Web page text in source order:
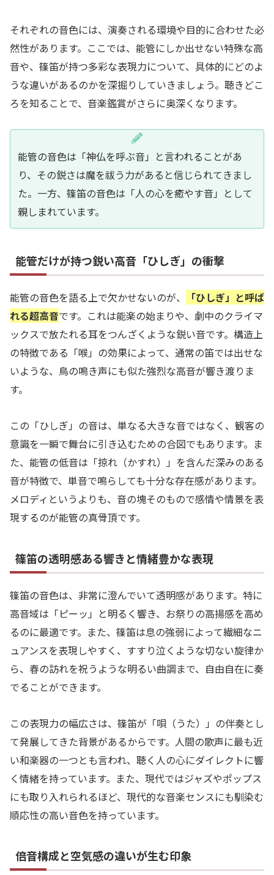
それぞれの音色には、演奏される環境や目的に合わせた必
然性があります。ここでは、能管にしか出せない特殊な高
音や、篠笛が持つ多彩な表現力について、具体的にどのよ
うな違いがあるのかを深掘りしていきましょう。聴きどこ
ろを知ることで、音楽鑑賞がさらに奥深くなります。
能管の音色は「神仏を呼ぶ音」と言われることがあ
り、その鋭さは魔を祓う力があると信じられてきまし
た。一方、篠笛の音色は「人の心を癒やす音」として
親しまれています。
能管だけが持つ鋭い高音「ひしぎ」の衝撃
能管の音色を語る上で欠かせないのが、
「ひしぎ」と呼ば
れる超高音です。これは能楽の始まりや、劇中のクライマ
ックスで放たれる耳をつんざくような鋭い音です。構造上
の特徴である「喉」の効果によって、通常の笛では出せな
いような、鳥の鳴き声にも似た強烈な高音が響き渡りま
す。
この「ひしぎ」の音は、単なる大きな音ではなく、観客の
意識を一瞬で舞台に引き込むための合図でもあります。ま
た、能管の低音は「掠れ（かすれ）」を含んだ深みのある
音が特徴で、単音で鳴らしても十分な存在感があります。
メロディというよりも、音の塊そのもので感情や情景を表
現するのが能管の真骨頂です。
篠笛の透明感ある響きと情緒豊かな表現
篠笛の音色は、非常に澄んでいて透明感があります。特に
高音域は「ピーッ」と明るく響き、お祭りの高揚感を高め
るのに最適です。また、篠笛は息の強弱によって繊細なニ
ュアンスを表現しやすく、すすり泣くような切ない旋律か
ら、春の訪れを祝うような明るい曲調まで、自由自在に奏
でることができます。
この表現力の幅広さは、篠笛が「唄（うた）」の伴奏とし
て発展してきた背景があるからです。人間の歌声に最も近
い和楽器の一つとも言われ、聴く人の心にダイレクトに響
く情緒を持っています。また、現代ではジャズやポップス
にも取り入れられるほど、現代的な音楽センスにも馴染む
順応性の高い音色を持っています。
倍音構成と空気感の違いが生む印象